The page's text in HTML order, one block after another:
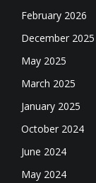
February 2026
December 2025
May 2025
March 2025
January 2025
October 2024
June 2024
May 2024